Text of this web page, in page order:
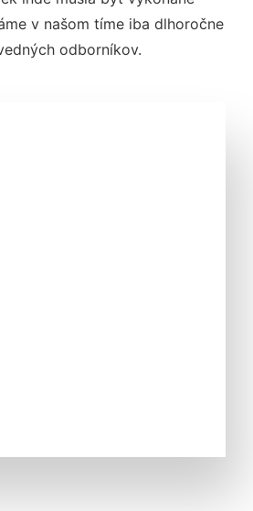
v našom tíme iba dlhoročne
odborníkov.